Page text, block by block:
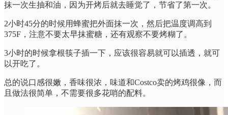
抹一次生抽和油，因为开烤后就去睡觉了，节省了第一次。
2小时45分的时候用蜂蜜把外面抹一次，然后把温度调高到
375F，注意不要太早抹蜜糖，还有观察不要烤糊了。
3小时的时候拿根筷子插一下，应该很容易就可以插透，就可
以开吃了。
总的说口感很嫩，香味很浓，味道和Costco卖的烤鸡很像，而
且做法很简单，不需要很多花哨的配料。